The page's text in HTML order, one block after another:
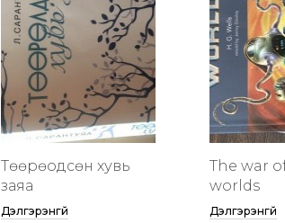
Төөрөодсөн хувь
заяа
Дэлгэрэнгүй
The war
worlds
Дэлгэрэнгүй